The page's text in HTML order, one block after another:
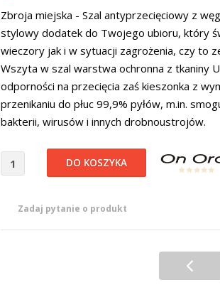
Zbroja miejska - Szal antyprzecięciowy z
stylowy dodatek do Twojego ubioru, który
wieczory jak i w sytuacji zagrożenia, czy to
Wszyta w szal warstwa ochronna z tkaniny
odporności na przecięcia zaś kieszonka z
przenikaniu do płuc 99,9% pyłów, m.in.
bakterii, wirusów i innych drobnoustrojów.
Zadaj pytanie o produkt